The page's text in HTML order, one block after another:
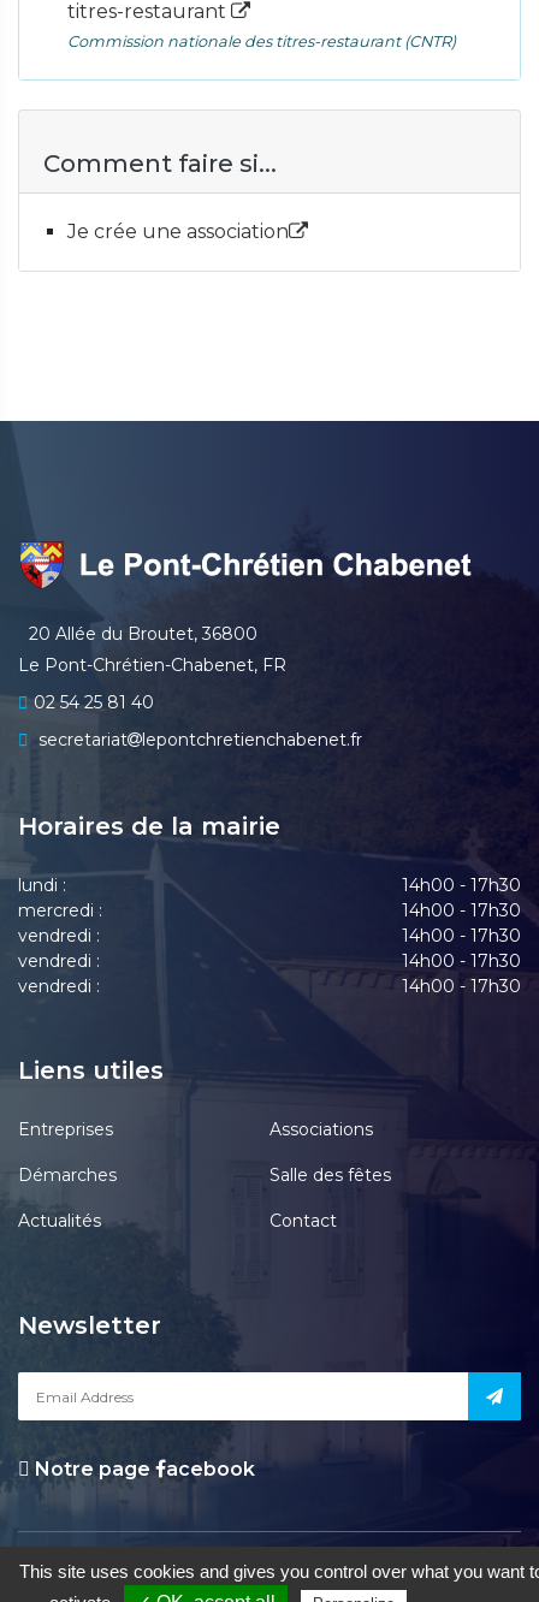
titres-restaurant
Commission nationale des titres-restaurant (CNTR)
Comment faire si...
Je crée une association
20 Allée du Broutet, 36800
Le Pont-Chrétien-Chabenet, FR
02 54 25 81 40
secretariat
lepontchretienchabenet.fr
Horaires de la mairie
lundi :
14h00 - 17h30
mercredi :
14h00 - 17h30
vendredi :
14h00 - 17h30
vendredi :
14h00 - 17h30
vendredi :
14h00 - 17h30
Liens utiles
Entreprises Associations
Démarches Salle des fêtes
Actualités Contact
Newsletter
Notre page acebook
le Pont-Chrétien-Chabenet|Mentions Légales|Accessibilité|Une
création de Gil FOURGEAUD
This site uses cookies and gives you control over what you want